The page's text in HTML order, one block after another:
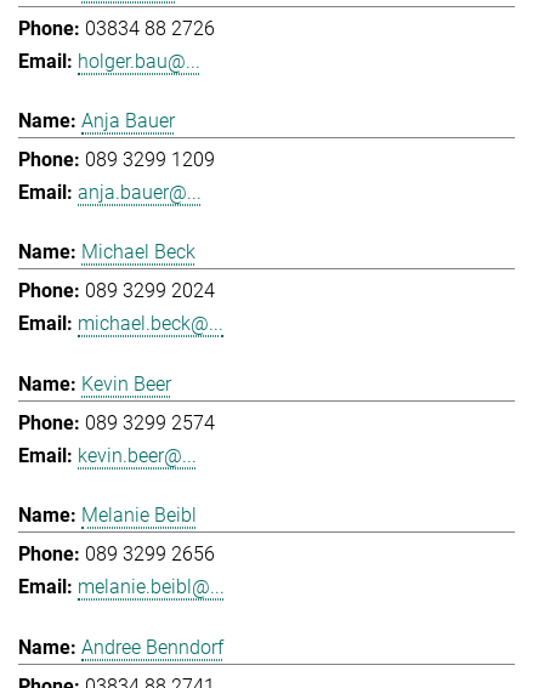
03834 88 2726
holger.bau@...
Anja Bauer
089 3299 1209
anja.bauer@...
Michael Beck
089 3299 2024
michael.beck@...
Kevin Beer
089 3299 2574
kevin.beer@...
Melanie Beibl
089 3299 2656
melanie.beibl@...
Andree Benndorf